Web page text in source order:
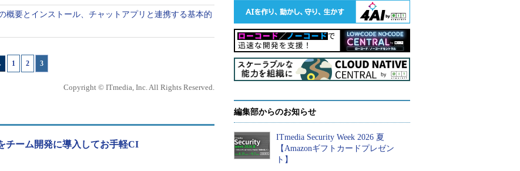
概要とインストール、チャットアプリと連携する基本的
1 2 3
Copyright © ITmedia, Inc. All Rights Reserved.
チーム開発に導入してお手軽CI
編集部からのお知らせ
ITmedia Security Week 2026 夏
【Amazonギフトカードプレゼン
ト】